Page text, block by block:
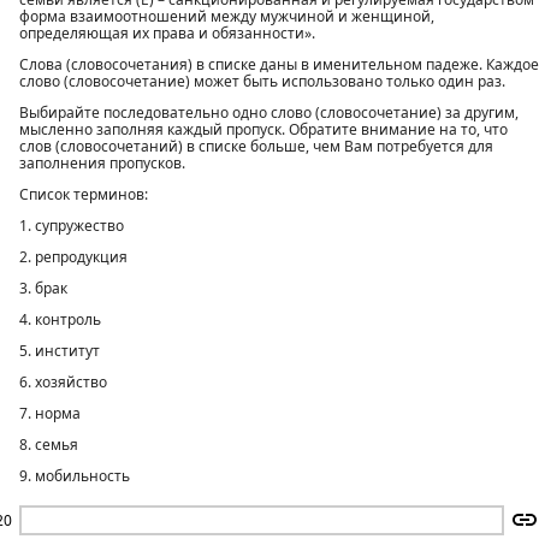
форма взаимоотношений между мужчиной и женщиной,
определяющая их права и обязанности».
Слова (словосочетания) в списке даны в именительном падеже. Каждое
слово (словосочетание) может быть использовано только один раз.
Выбирайте последовательно одно слово (словосочетание) за другим,
мысленно заполняя каждый пропуск. Обратите внимание на то, что
слов (словосочетаний) в списке больше, чем Вам потребуется для
заполнения пропусков.
Список терминов:
1. супружество
2. репродукция
3. брак
4. контроль
5. институт
6. хозяйство
7. норма
8. семья
9. мобильность